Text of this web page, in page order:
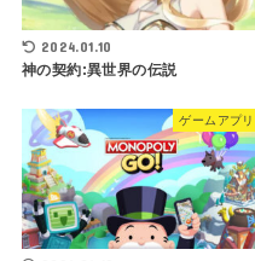
2024.01.10
神の契約:異世界の伝説
ゲームアプリ